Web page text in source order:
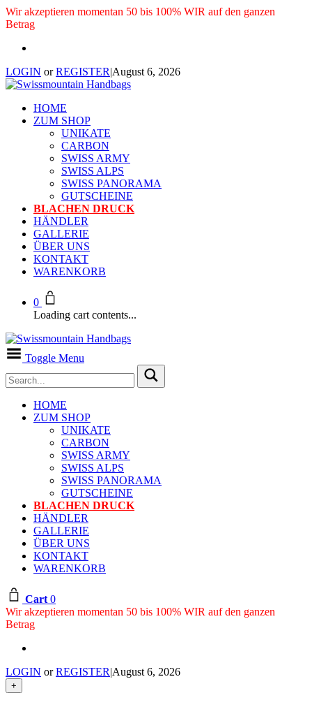
Wir akzeptieren momentan 50 bis 100% WIR auf den ganzen
Betrag
LOGIN orREGISTER|August 6, 2026
HOME
ZUM SHOP
UNIKATE
CARBON
SWISS ARMY
SWISS ALPS
SWISS PANORAMA
GUTSCHEINE
BLACHEN DRUCK
HÄNDLER
GALLERIE
ÜBER UNS
KONTAKT
WARENKORB
0
Loading cart contents...
Toggle Menu
HOME
ZUM SHOP
UNIKATE
CARBON
SWISS ARMY
SWISS ALPS
SWISS PANORAMA
GUTSCHEINE
BLACHEN DRUCK
HÄNDLER
GALLERIE
ÜBER UNS
KONTAKT
WARENKORB
Cart 0
Wir akzeptieren momentan 50 bis 100% WIR auf den ganzen
Betrag
LOGIN orREGISTER|August 6, 2026
+